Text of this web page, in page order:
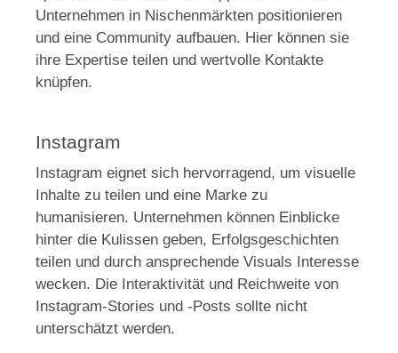
Unternehmen in Nischenmärkten positionieren
und eine Community aufbauen. Hier können sie
ihre Expertise teilen und wertvolle Kontakte
knüpfen.
Instagram
Instagram eignet sich hervorragend, um visuelle
Inhalte zu teilen und eine Marke zu
humanisieren. Unternehmen können Einblicke
hinter die Kulissen geben, Erfolgsgeschichten
teilen und durch ansprechende Visuals Interesse
wecken. Die Interaktivität und Reichweite von
Instagram-Stories und -Posts sollte nicht
unterschätzt werden.